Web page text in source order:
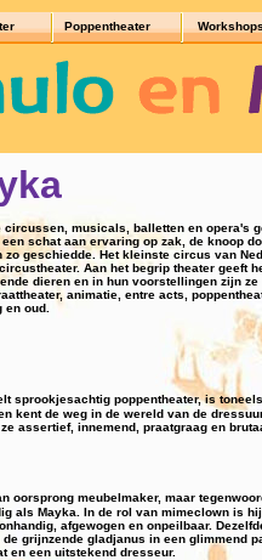
musicals, balletten en opera's
schat aan ervaring op zak, de knoop
geschiedde. Het kleinste circus van
Aan het begrip theater geeft
dieren en in hun voorstellingen zijn ze
animatie, entre acts,
oud.
sprookjesachtig poppentheater, is
kent de weg in de wereld van de
assertief, innemend, praatgraag en
oorsprong meubelmaker, maar
als Mayka. In de rol van mimeclown is hij
afgewogen en onpeilbaar.
grijnzende gladjanus in een glimmend
en een uitstekend dresseur.
Poppentheater